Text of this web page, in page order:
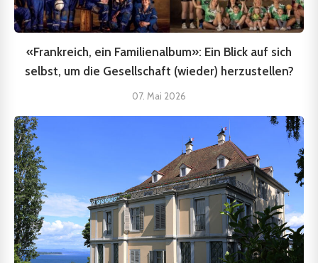
«Frankreich, ein Familienalbum»: Ein Blick auf sich
selbst, um die Gesellschaft (wieder) herzustellen?
07. Mai 2026